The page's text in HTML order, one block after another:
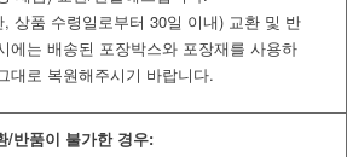
, 상품 수령일로부터 30일 이내) 교환 및 반
에는 배송된 포장박스와 포장재를 사용하
대로 복원해주시기 바랍니다.
/반품이 불가한 경우: